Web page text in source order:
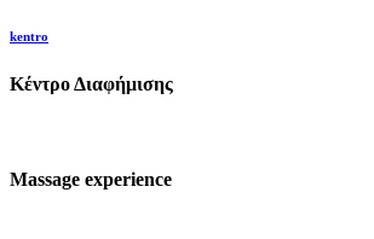
kentro
Κέντρο Διαφήμισης
Massage experience